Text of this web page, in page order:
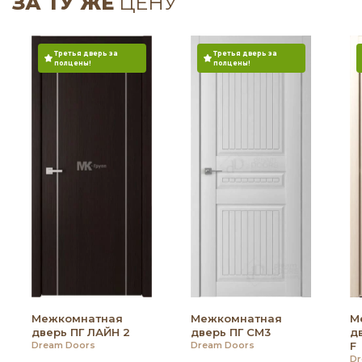
Третья дверь за
полцены!
Межкомнатная
дверь ПГ ЛАЙН 2
Dream Doors
Третья дверь за
полцены!
Межкомнатная
дверь ПГ СМ3
Dream Doors
F